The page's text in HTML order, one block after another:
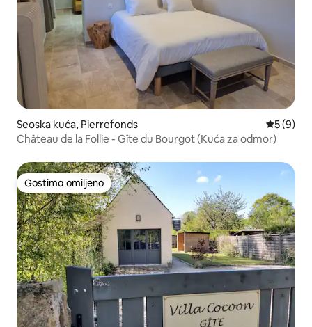
Seoska kuća, Pierrefonds
5 (9)
Château de la Follie - Gîte du Bourgot (Kuća za odmor)
Gostima omiljeno
Gostima omiljeno